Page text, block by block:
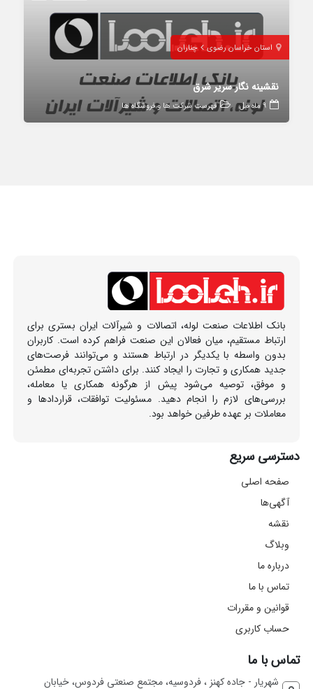
استان خراسان رضوی چناران
نقشینه نگار سریر شرق
9 ماه قبل فهرست شرکت ها و فروشگاه ها
بانک اطلاعات صنعت لوله، اتصالات و شیرآلات ایران بستری برای
ارتباط مستقیم، میان فعالان این صنعت فراهم کرده است. کاربران
بدون واسطه با یکدیگر در ارتباط هستند و می‌توانند فرصت‌های
جدید همکاری و تجارت را ایجاد کنند. برای داشتن تجربه‌ای مطمئن
و موفق، توصیه می‌شود پیش از هرگونه همکاری یا معامله،
بررسی‌های لازم را انجام دهید. مسئولیت توافقات، قراردادها و
معاملات بر عهده طرفین خواهد بود.
دسترسی سریع
صفحه اصلی
آگهی‌ها
نقشه
وبلاگ
درباره ما
تماس با ما
قوانین و مقررات
حساب کاربری
تماس با ما
شهریار - جاده کهنز ، فردوسیه، مجتمع صنعتی فردوس، خیابان